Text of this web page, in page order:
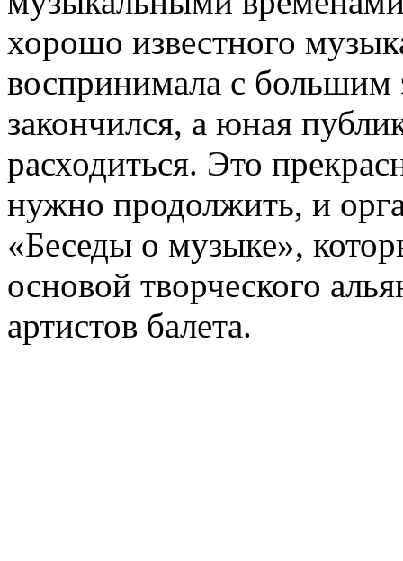
хорошо известного
воспринимала с большим
закончился, а юная
расходиться. Это
нужно продолжить, и
«Беседы о музыке»,
основой творческого
артистов балета.